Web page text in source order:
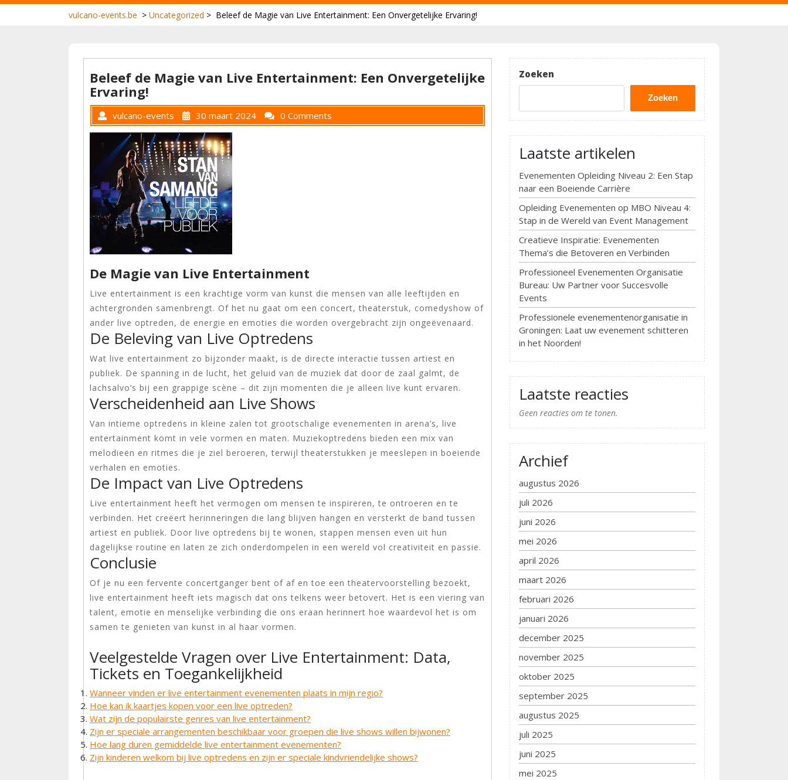
vulcano-events.be > Uncategorized > Beleef de Magie van Live Entertainment: Een Onvergetelijke Ervaring!
Beleef de Magie van Live Entertainment: Een Onvergetelijke
Ervaring!
vulcano-events 30 maart 2024 0 Comments
De Magie van Live Entertainment
Live entertainment is een krachtige vorm van kunst die mensen van alle leeftijden en
achtergronden samenbrengt. Of het nu gaat om een concert, theaterstuk, comedyshow of
ander live optreden, de energie en emoties die worden overgebracht zijn ongeëvenaard.
De Beleving van Live Optredens
Wat live entertainment zo bijzonder maakt, is de directe interactie tussen artiest en
publiek. De spanning in de lucht, het geluid van de muziek dat door de zaal galmt, de
lachsalvo’s bij een grappige scène – dit zijn momenten die je alleen live kunt ervaren.
Verscheidenheid aan Live Shows
Van intieme optredens in kleine zalen tot grootschalige evenementen in arena’s, live
entertainment komt in vele vormen en maten. Muziekoptredens bieden een mix van
melodieën en ritmes die je ziel beroeren, terwijl theaterstukken je meeslepen in boeiende
verhalen en emoties.
De Impact van Live Optredens
Live entertainment heeft het vermogen om mensen te inspireren, te ontroeren en te
verbinden. Het creëert herinneringen die lang blijven hangen en versterkt de band tussen
artiest en publiek. Door live optredens bij te wonen, stappen mensen even uit hun
dagelijkse routine en laten ze zich onderdompelen in een wereld vol creativiteit en passie.
Conclusie
Of je nu een fervente concertganger bent of af en toe een theatervoorstelling bezoekt,
live entertainment heeft iets magisch dat ons telkens weer betovert. Het is een viering van
talent, emotie en menselijke verbinding die ons eraan herinnert hoe waardevol het is om
samen te genieten van kunst in al haar vormen.
Veelgestelde Vragen over Live Entertainment: Data,
Tickets en Toegankelijkheid
Wanneer vinden er live entertainment evenementen plaats in mijn regio?
Hoe kan ik kaartjes kopen voor een live optreden?
Wat zijn de populairste genres van live entertainment?
Zijn er speciale arrangementen beschikbaar voor groepen die live shows willen bijwonen?
Hoe lang duren gemiddelde live entertainment evenementen?
Zijn kinderen welkom bij live optredens en zijn er speciale kindvriendelijke shows?
Zoeken
Zoeken
Laatste artikelen
Evenementen Opleiding Niveau 2: Een Stap
naar een Boeiende Carrière
Opleiding Evenementen op MBO Niveau 4:
Stap in de Wereld van Event Management
Creatieve Inspiratie: Evenementen
Thema’s die Betoveren en Verbinden
Professioneel Evenementen Organisatie
Bureau: Uw Partner voor Succesvolle
Events
Professionele evenementenorganisatie in
Groningen: Laat uw evenement schitteren
in het Noorden!
Laatste reacties
Geen reacties om te tonen.
Archief
augustus 2026
juli 2026
juni 2026
mei 2026
april 2026
maart 2026
februari 2026
januari 2026
december 2025
november 2025
oktober 2025
september 2025
augustus 2025
juli 2025
juni 2025
mei 2025